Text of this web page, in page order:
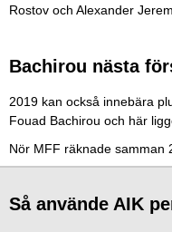
Rostov och Alexander
Bachirou nästa
2019 kan också innebära
Fouad Bachirou och här
Nör MFF räknade samman
Så använde AIK